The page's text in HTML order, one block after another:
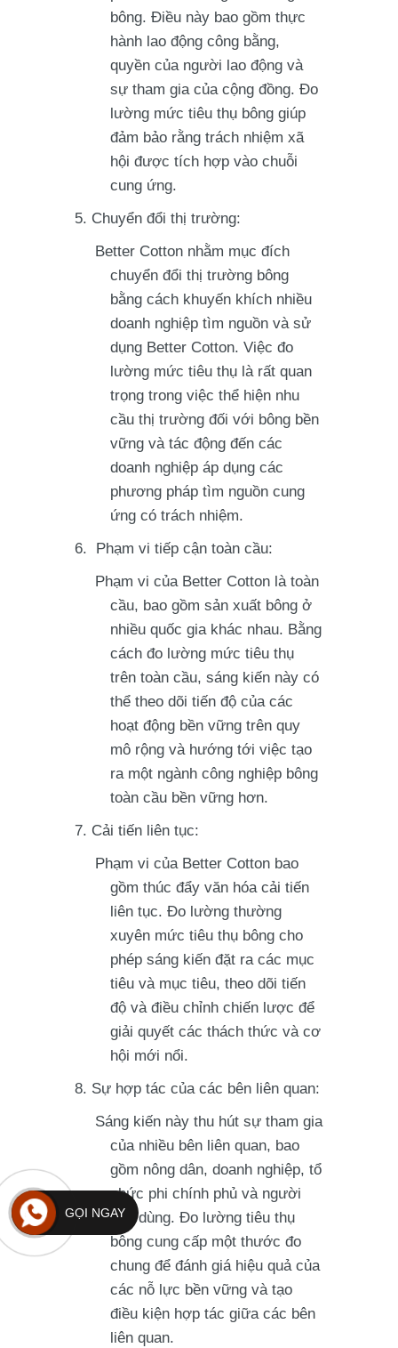
bông. Điều này bao gồm thực
hành lao động công bằng,
quyền của người lao động và
sự tham gia của cộng đồng. Đo
lường mức tiêu thụ bông giúp
đảm bảo rằng trách nhiệm xã
hội được tích hợp vào chuỗi
cung ứng.
Chuyển đổi thị trường:
Better Cotton nhằm mục đích
chuyển đổi thị trường bông
bằng cách khuyến khích nhiều
doanh nghiệp tìm nguồn và sử
dụng Better Cotton. Việc đo
lường mức tiêu thụ là rất quan
trọng trong việc thể hiện nhu
cầu thị trường đối với bông bền
vững và tác động đến các
doanh nghiệp áp dụng các
phương pháp tìm nguồn cung
ứng có trách nhiệm.
Phạm vi tiếp cận toàn cầu:
Phạm vi của Better Cotton là toàn
cầu, bao gồm sản xuất bông ở
nhiều quốc gia khác nhau. Bằng
cách đo lường mức tiêu thụ
trên toàn cầu, sáng kiến này có
thể theo dõi tiến độ của các
hoạt động bền vững trên quy
mô rộng và hướng tới việc tạo
ra một ngành công nghiệp bông
toàn cầu bền vững hơn.
Cải tiến liên tục:
Phạm vi của Better Cotton bao
gồm thúc đẩy văn hóa cải tiến
liên tục. Đo lường thường
xuyên mức tiêu thụ bông cho
phép sáng kiến đặt ra các mục
tiêu và mục tiêu, theo dõi tiến
độ và điều chỉnh chiến lược để
giải quyết các thách thức và cơ
hội mới nổi.
Sự hợp tác của các bên liên quan:
Sáng kiến này thu hút sự tham gia
của nhiều bên liên quan, bao
gồm nông dân, doanh nghiệp, tổ
chức phi chính phủ và người
tiêu dùng. Đo lường tiêu thụ
bông cung cấp một thước đo
chung để đánh giá hiệu quả của
các nỗ lực bền vững và tạo
điều kiện hợp tác giữa các bên
liên quan.
GỌI NGAY